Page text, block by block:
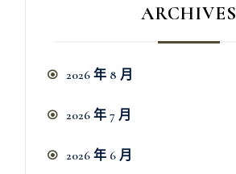
ARCHIVES
2026 年 8 月
2026 年 7 月
2026 年 6 月